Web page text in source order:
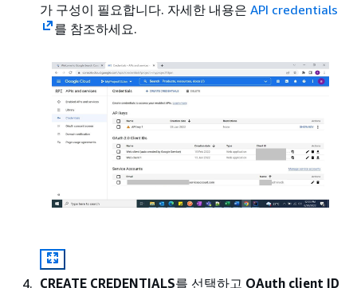
가 구성이 필요합니다. 자세한 내용은 API credentials
를 참조하세요.
CREATE CREDENTIALS를 선택하고 OAuth client ID